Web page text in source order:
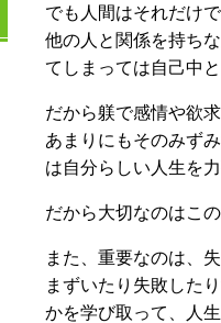
でも人間はそれだけ
他の人と関係を持ち
てしまっては自己中
だから躾で感情や欲
あまりにもそのみず
は自分らしい人生を
だから大切なのはこ
また、重要なのは、
まずいたり失敗した
かを学び取って、人